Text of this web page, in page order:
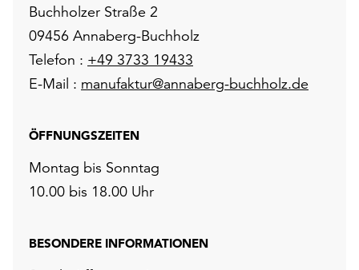
Buchholzer Straße 2
09456 Annaberg-Buchholz
Telefon : +49 3733 19433
E-Mail : manufaktur@annaberg-buchholz.de
ÖFFNUNGSZEITEN
Montag bis Sonntag
10.00 bis 18.00 Uhr
BESONDERE INFORMATIONEN